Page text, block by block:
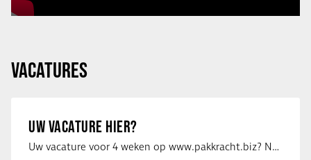
VACATURES
UW VACATURE HIER?
Uw vacature voor 4 weken op www.pakkracht.biz? Neem dan contact op met Yannick van …